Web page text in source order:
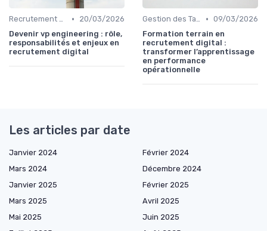
Recrutement Exécutif •
20/03/2026
Devenir vp engineering : rôle,
responsabilités et enjeux en
recrutement digital
Gestion des Talents et Onboarding • 09/03/2026
Formation terrain en
recrutement digital :
transformer l’apprentissage
en performance
opérationnelle
Les articles par date
Janvier 2024
Février 2024
Mars 2024
Décembre 2024
Janvier 2025
Février 2025
Mars 2025
Avril 2025
Mai 2025
Juin 2025